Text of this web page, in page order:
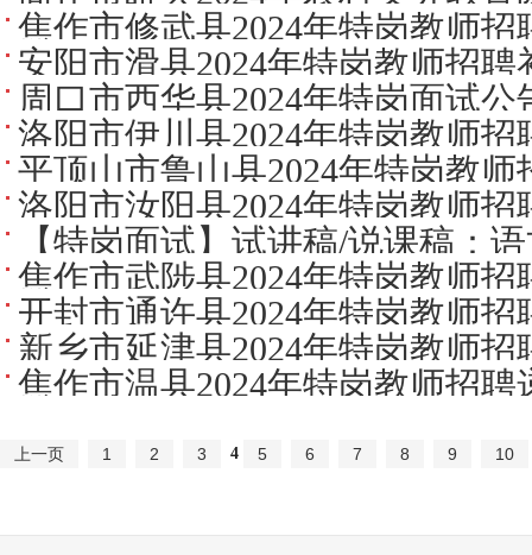
告
焦作市修武县2024年特岗教师
安阳市滑县2024年特岗教师招聘
周口市西华县2024年特岗面试公
洛阳市伊川县2024年特岗教师
平顶山市鲁山县2024年特岗教
洛阳市汝阳县2024年特岗教师
【特岗面试】试讲稿/说课稿：
焦作市武陟县2024年特岗教师
开封市通许县2024年特岗教师
新乡市延津县2024年特岗教师
焦作市温县2024年特岗教师招
上一页 1 2 3 4 5 6 7 8 9 10